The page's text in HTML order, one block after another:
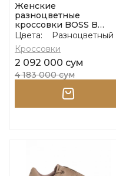
Женские
разноцветные
кроссовки BOSS B
Icon_Runn_ltemb
размер 37
Цвета:
Разноцветный
Кроссовки
2 092 000 сум
4 183 000 сум